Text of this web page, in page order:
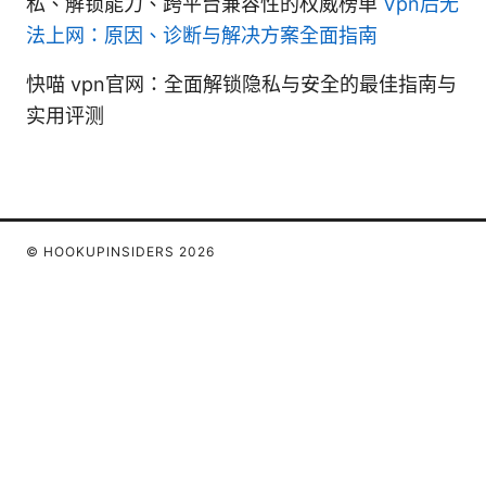
法上网：原因、诊断与解决方案全面指南
快喵 vpn官网：全面解锁隐私与安全的最佳指南与
实用评测
© HOOKUPINSIDERS 2026